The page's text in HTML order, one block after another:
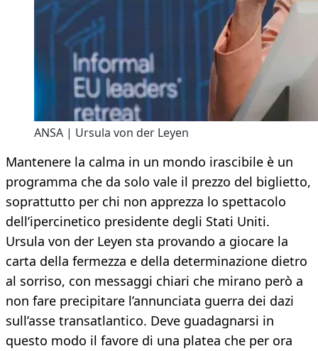
ANSA | Ursula von der Leyen
Mantenere la calma in un mondo irascibile è un
programma che da solo vale il prezzo del biglietto,
soprattutto per chi non apprezza lo spettacolo
dell’ipercinetico presidente degli Stati Uniti.
Ursula von der Leyen sta provando a giocare la
carta della fermezza e della determinazione dietro
al sorriso, con messaggi chiari che mirano però a
non fare precipitare l’annunciata guerra dei dazi
sull’asse transatlantico. Deve guadagnarsi in
questo modo il favore di una platea che per ora